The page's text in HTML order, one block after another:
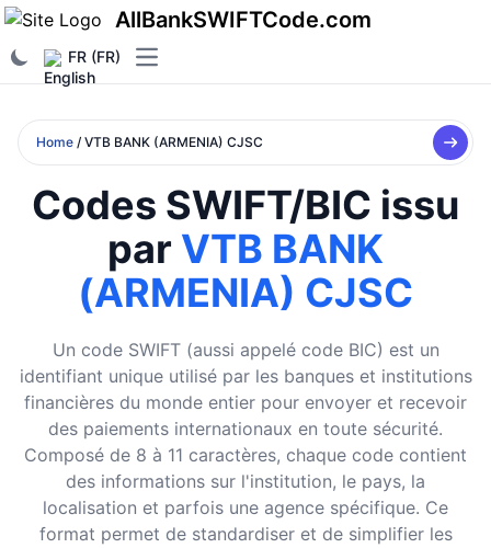
AllBankSWIFTCode.com
FR (FR) Open main menu
Home / VTB BANK (ARMENIA) CJSC
Codes SWIFT/BIC issu
par VTB BANK
(ARMENIA) CJSC
Un code SWIFT (aussi appelé code BIC) est un
identifiant unique utilisé par les banques et institutions
financières du monde entier pour envoyer et recevoir
des paiements internationaux en toute sécurité.
Composé de 8 à 11 caractères, chaque code contient
des informations sur l'institution, le pays, la
localisation et parfois une agence spécifique. Ce
format permet de standardiser et de simplifier les